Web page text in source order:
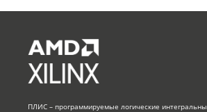
ПЛИС – программируемые логические